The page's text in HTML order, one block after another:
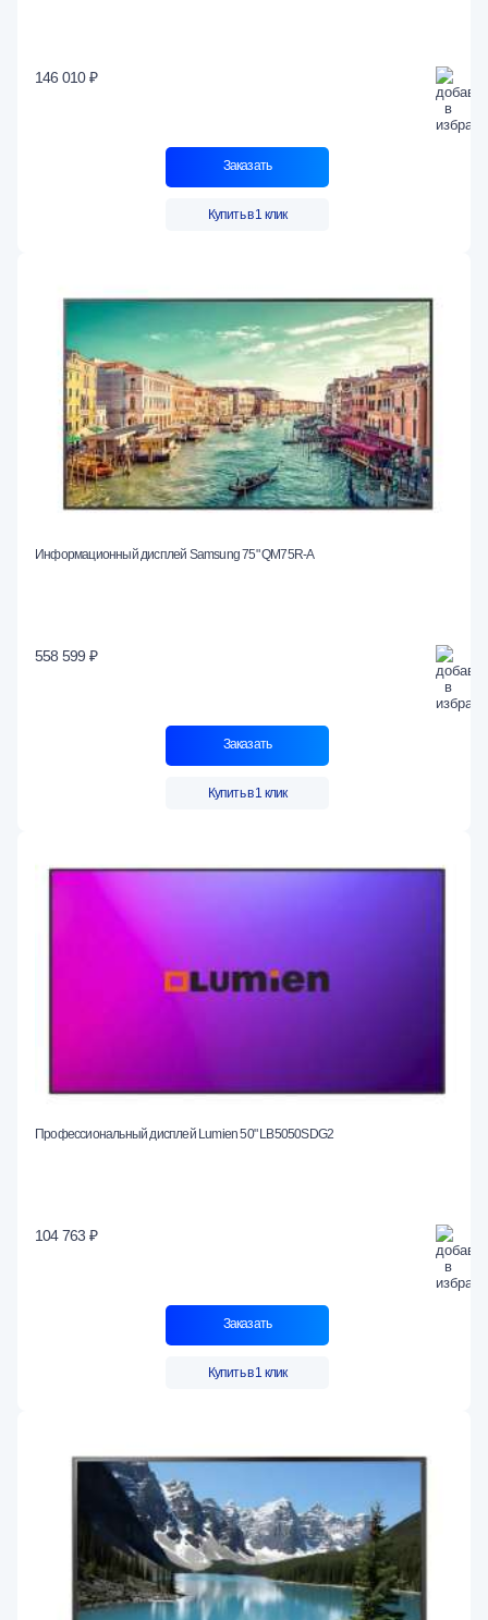
146 010 ₽
Заказать
Купить в 1 клик
Информационный дисплей Samsung 75" QM75R-A
558 599 ₽
Заказать
Купить в 1 клик
Профессиональный дисплей Lumien 50" LB5050SDG2
104 763 ₽
Заказать
Купить в 1 клик